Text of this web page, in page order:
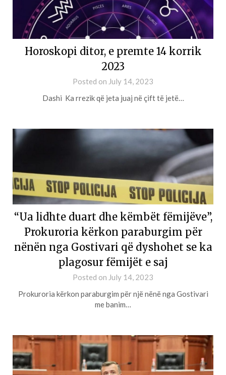
Horoskopi ditor, e premte 14 korrik
2023
Posted on July 14, 2023
Dashi Ka rrezik që jeta juaj në çift të jetë…
“Ua lidhte duart dhe këmbët fëmijëve”,
Prokuroria kërkon paraburgim për
nënën nga Gostivari që dyshohet se ka
plagosur fëmijët e saj
Posted on July 14, 2023
Prokuroria kërkon paraburgim për një nënë nga Gostivari
me banim…